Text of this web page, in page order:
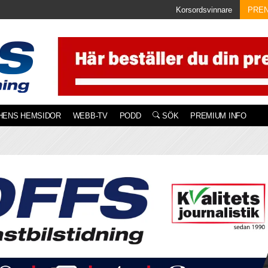
Korsordsvinnare
HEMSIDOR WEBB-TV PODD SÖK PREMIUM INFO